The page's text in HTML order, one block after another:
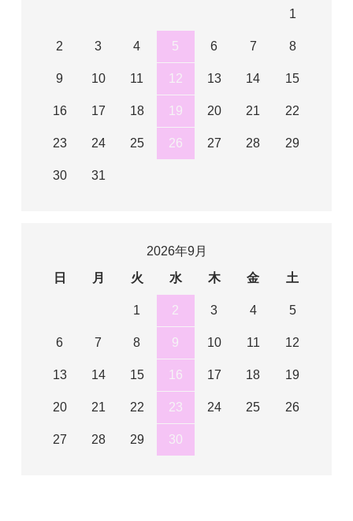
1
2 3 4 5 6 7 8
9 10 11 12 13 14 15
16 17 18 19 20 21 22
23 24 25 26 27 28 29
30 31
2026年9月
日
月 火 水 木 金 土
1 2 3 4 5
6 7 8 9 10 11 12
13 14 15 16 17 18 19
20 21 22 23 24 25 26
27 28 29 30